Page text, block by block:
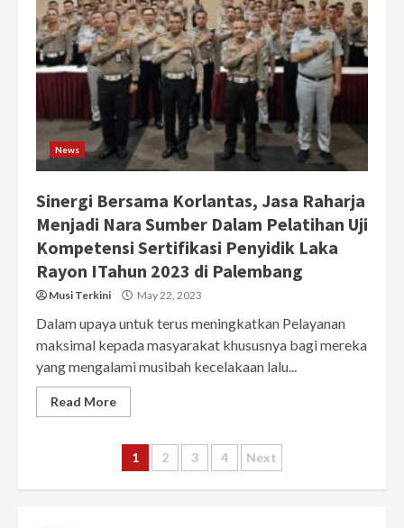
News
Sinergi Bersama Korlantas, Jasa Raharja
Menjadi Nara Sumber Dalam Pelatihan Uji
Kompetensi Sertifikasi Penyidik Laka
Rayon ITahun 2023 di Palembang
Musi Terkini May 22, 2023
Dalam upaya untuk terus meningkatkan Pelayanan
maksimal kepada masyarakat khususnya bagi mereka
yang mengalami musibah kecelakaan lalu...
Read More
Posts
pagination
1 2 3 4 Next